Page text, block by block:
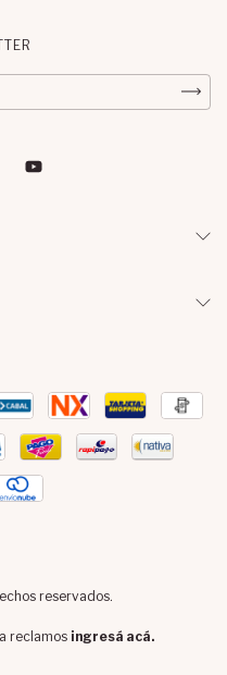
reservados.
reclamos ingresá acá.